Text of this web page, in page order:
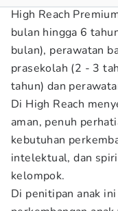
High Reach
bulan hingga 6
bulan), perawatan
prasekolah (2 - 3
tahun) dan
Di High Reach
aman, penuh
kebutuhan
intelektual, dan
kelompok.
Di penitipan anak